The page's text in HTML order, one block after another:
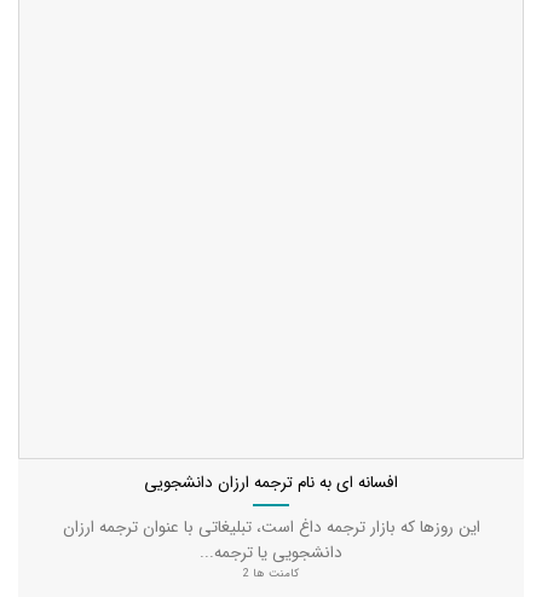
افسانه ای به نام ترجمه ارزان دانشجویی
این روزها که بازار ترجمه داغ است، تبلیغاتی با عنوان ترجمه ارزان
دانشجویی یا ترجمه...
کامنت ها 2